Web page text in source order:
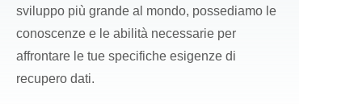
sviluppo più grande al mondo, possediamo le
conoscenze e le abilità necessarie per
affrontare le tue specifiche esigenze di
recupero dati.